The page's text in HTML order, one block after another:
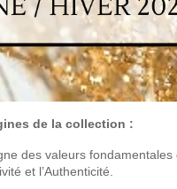
de la collection :
des valeurs fondamentales
et l’Authenticité.